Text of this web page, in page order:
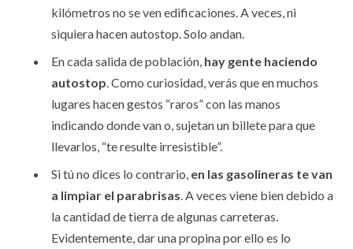
kilómetros no se ven edificaciones. A veces, ni
siquiera hacen autostop. Solo andan.
En cada salida de población, hay gente haciendo
autostop. Como curiosidad, verás que en muchos
lugares hacen gestos “raros” con las manos
indicando donde van o, sujetan un billete para que
llevarlos, “te resulte irresistible”.
Si tú no dices lo contrario, en las gasolineras te van
a limpiar el parabrisas. A veces viene bien debido a
la cantidad de tierra de algunas carreteras.
Evidentemente, dar una propina por ello es lo